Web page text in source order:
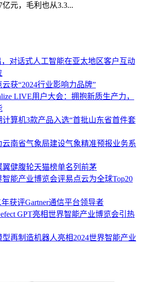
亿元，毛利也从3.3...
对话式人工智能在亚太地区客户互动
获“2024行业影响力品牌”
LIVE用户大会：拥抱新质生产力，
算机3款产品入选“首批山东省首件套
云南省气象局建设气象精准预报业务系
健腹轮天猫榜单名列前茅
能产业博览会评易点云为全球Top20
获评Gartner通信平台领导者
GPT亮相世界智能产业博览会引热
再制造机器人亮相2024世界智能产业